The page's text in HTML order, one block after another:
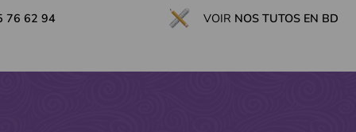
76 62 94 VOIR NOS TUTOS EN BD